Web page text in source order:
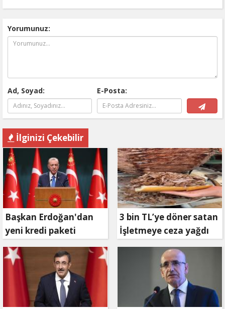
Yorumunuz:
Ad, Soyad: E-Posta:
İlginizi Çekebilir
Başkan Erdoğan'dan
yeni kredi paketi
müjdesi: 6 ay geri
ödemesiz, 36 ay vadeli
3 bin TL’ye döner satan
İşletmeye ceza yağdı